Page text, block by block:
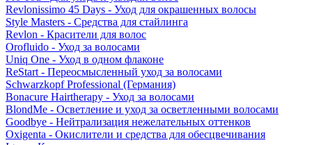
Revlonissimo 45 Days - Уход для окрашенных волосы
Style Masters - Средства для стайлинга
Revlon - Красители для волос
Orofluido - Уход за волосами
Uniq One - Уход в одном флаконе
ReStart - Переосмысленный уход за волосами
Schwarzkopf Professional (Германия)
Bonacure Hairtherapy - Уход за волосами
BlondMe - Осветление и уход за осветленными волосами
Goodbye - Нейтрализация нежелательных оттенков
Oxigenta - Окислители и средства для обесцвечивания